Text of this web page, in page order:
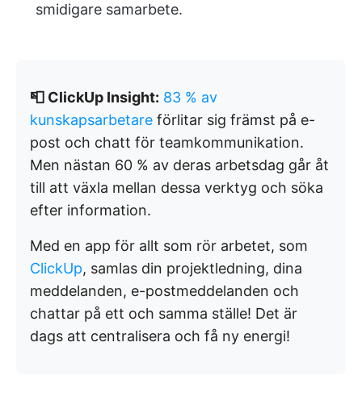
smidigare samarbete.
📮 ClickUp Insight: 83 % av
kunskapsarbetare förlitar sig främst på e-
post och chatt för teamkommunikation.
Men nästan 60 % av deras arbetsdag går åt
till att växla mellan dessa verktyg och söka
efter information.
Med en app för allt som rör arbetet, som
ClickUp, samlas din projektledning, dina
meddelanden, e-postmeddelanden och
chattar på ett och samma ställe! Det är
dags att centralisera och få ny energi!